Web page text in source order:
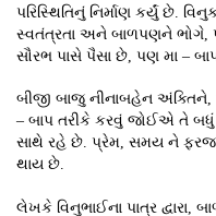
પરિસ્થિતિનું નિર્માણ કર્યું છે.
સ્વતંત્રતા અને બાળપણને ભોગે,
સૌરભ પાસે પૈસા છે, પણ મા –
બીજી બાજુ નીનાબહેન
– બાપ તરીકે કરવું જોઈએ તે બધું
સાથે રહે છે. પ્રેમ, સમય ને
થાય છે.
લેખકે વિનુભાઈના પાત્ર